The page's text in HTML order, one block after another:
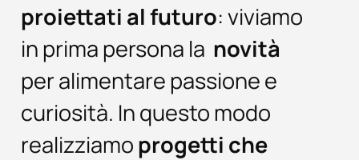
proiettati al futuro: viviamo
in prima persona la novità
per alimentare passione e
curiosità. In questo modo
realizziamoprogetti che